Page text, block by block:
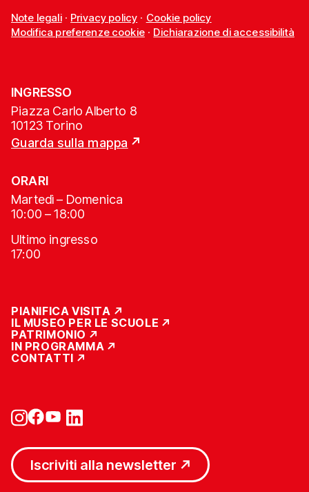
Note legali· Privacy policy · Cookie policy
Modifica preferenze cookie· Dichiarazione di accessibilità
INGRESSO
Piazza Carlo Alberto 8
10123 Torino
Guarda sulla mappa
ORARI
Martedì – Domenica
10:00 – 18:00
Ultimo ingresso
17:00
PIANIFICA VISITA
IL MUSEO PER LE SCUOLE
PATRIMONIO
IN PROGRAMMA
CONTATTI
Iscriviti alla newsletter